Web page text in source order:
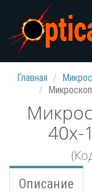
Главная
40x-
Описание